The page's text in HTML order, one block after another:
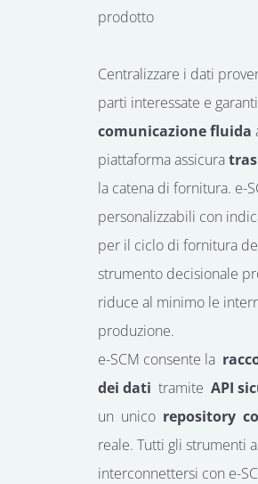
prodotto
Centralizzare i dati
parti interessate e
comunicazione fluida
piattaforma assicura
la catena di fornitura. e-
personalizzabili con
per il ciclo di fornitura
strumento decisionale
riduce al minimo le
produzione.
e-SCM consente la
dei dati tramite API
un unico repository
reale. Tutti gli strumenti
interconnettersi con e-